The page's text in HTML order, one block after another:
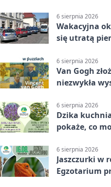
6 sierpnia 2026
Wakacyjna
się utratą
6 sierpnia 2026
Van Gogh
niezwykła
6 sierpnia 2026
Dzika
pokaże, co
6 sierpnia 2026
Jaszczurki w
Egzotarium